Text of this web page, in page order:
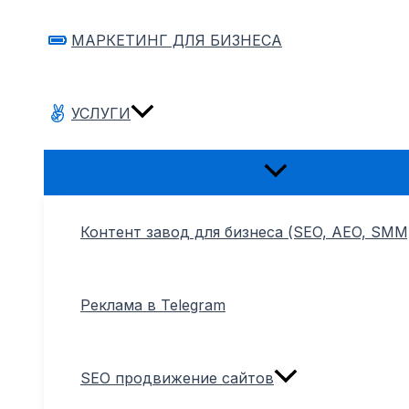
МАРКЕТИНГ ДЛЯ БИЗНЕСА
УСЛУГИ
Переключатель
Контент завод для бизнеса (SEO, AEO,
Реклама в Telegram
SEO продвижение сайтов